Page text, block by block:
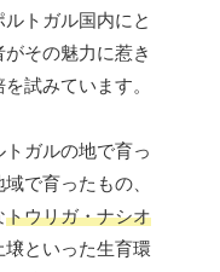
トガル国内にと
その魅力に惹き
試みています。
ガルの地で育っ
で育ったもの、
トウリガ・ナシオ
といった生育環